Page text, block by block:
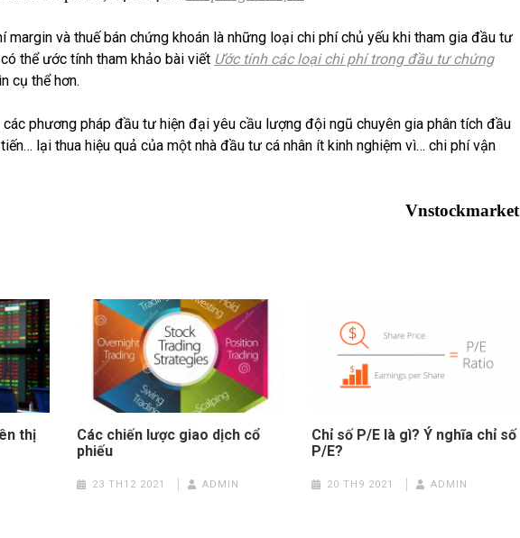
margin và thuế bán chứng khoán là những loại chi phí chủ yếu khi tham gia đầu tư
thể ước tính tham khảo bài viết Ước tính các loại chi phí trong đầu tư chứng
cụ thể hơn.
phương pháp đầu tư hiện đại yêu cầu lượng đội ngũ chuyên gia phân tích đầu
lại thua hiệu quả của một nhà đầu tư cá nhân ít kinh nghiệm vì… chi phí vận
Vnstockmarket
thị
Các chiến lược giao dịch cổ
phiếu
23 TH12 2021 ADMIN
Chỉ số P/E là gì? Ý nghĩa chỉ số
P/E?
20 TH9 2021 ADMIN